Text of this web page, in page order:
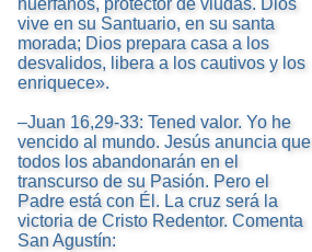
huérfanos, protector de viudas. Dios
vive en su Santuario, en su santa
morada; Dios prepara casa a los
desvalidos, libera a los cautivos y los
enriquece».
–Juan 16,29-33: Tened valor. Yo he
vencido al mundo. Jesús anuncia que
todos los abandonarán en el
transcurso de su Pasión. Pero el
Padre está con Él. La cruz será la
victoria de Cristo Redentor. Comenta
San Agustín: